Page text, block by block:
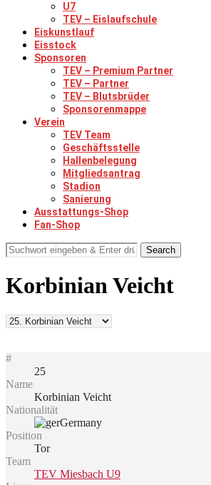
U7
TEV – Eislaufschule
Eiskunstlauf
Eisstock
Sponsoren
TEV – Premium Partner
TEV – Partner
TEV – Blutsbrüder
Sponsorenmappe
Verein
TEV Team
Geschäftsstelle
Hallenbelegung
Mitgliedsantrag
Stadion
Sanierung
Ausstattungs-Shop
Fan-Shop
Search
Korbinian Veicht
#
25
Name
Korbinian Veicht
Nationalität
Germany
Position
Tor
Team
TEV Miesbach U9